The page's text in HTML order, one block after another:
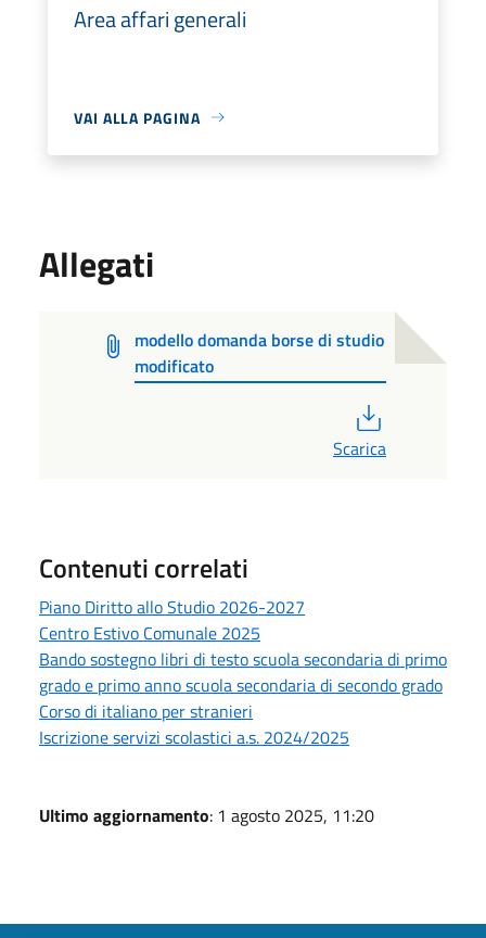
Area affari generali
VAI ALLA PAGINA
Allegati
modello domanda borse di studio
modificato
Scarica
Contenuti correlati
Piano Diritto allo Studio 2026-2027
Centro Estivo Comunale 2025
Bando sostegno libri di testo scuola secondaria di primo
grado e primo anno scuola secondaria di secondo grado
Corso di italiano per stranieri
Iscrizione servizi scolastici a.s. 2024/2025
Ultimo aggiornamento: 1 agosto 2025, 11:20